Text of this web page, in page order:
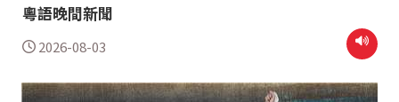
粵語晚間新聞
2026-08-03